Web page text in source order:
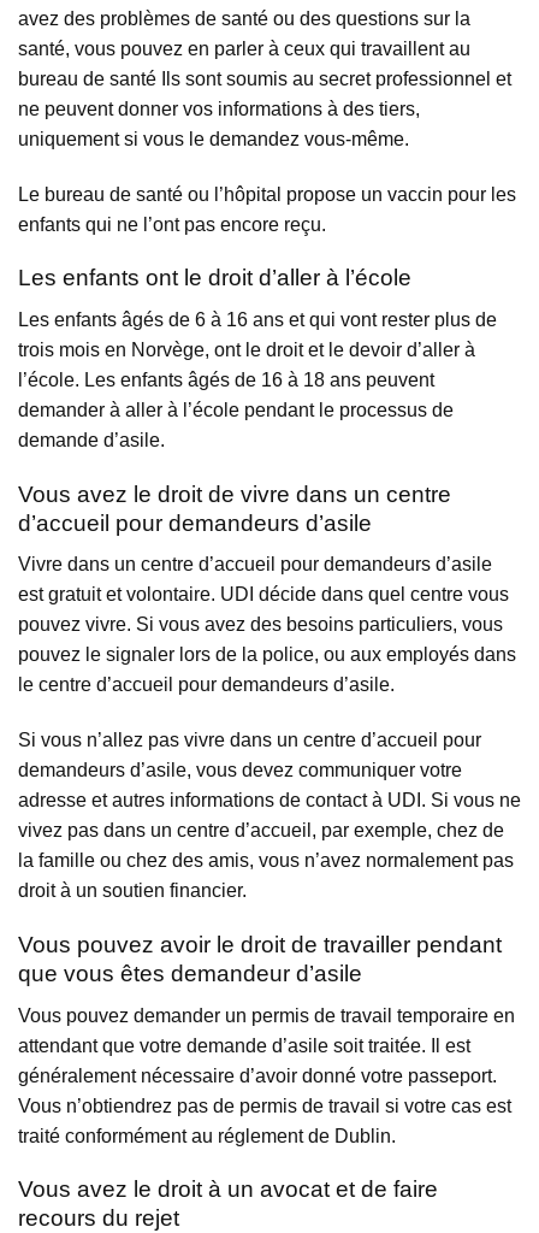
avez des problèmes de santé ou des questions sur la
santé, vous pouvez en parler à ceux qui travaillent au
bureau de santé Ils sont soumis au secret professionnel et
ne peuvent donner vos informations à des tiers,
uniquement si vous le demandez vous-même.
Le bureau de santé ou l’hôpital propose un vaccin pour les
enfants qui ne l’ont pas encore reçu.
Les enfants ont le droit d’aller à l’école
Les enfants âgés de 6 à 16 ans et qui vont rester plus de
trois mois en Norvège, ont le droit et le devoir d’aller à
l’école. Les enfants âgés de 16 à 18 ans peuvent
demander à aller à l’école pendant le processus de
demande d’asile.
Vous avez le droit de vivre dans un centre
d’accueil pour demandeurs d’asile
Vivre dans un centre d’accueil pour demandeurs d’asile
est gratuit et volontaire. UDI décide dans quel centre vous
pouvez vivre. Si vous avez des besoins particuliers, vous
pouvez le signaler lors de la police, ou aux employés dans
le centre d’accueil pour demandeurs d’asile.
Si vous n’allez pas vivre dans un centre d’accueil pour
demandeurs d’asile, vous devez communiquer votre
adresse et autres informations de contact à UDI. Si vous ne
vivez pas dans un centre d’accueil, par exemple, chez de
la famille ou chez des amis, vous n’avez normalement pas
droit à un soutien financier.
Vous pouvez avoir le droit de travailler pendant
que vous êtes demandeur d’asile
Vous pouvez demander un permis de travail temporaire en
attendant que votre demande d’asile soit traitée. Il est
généralement nécessaire d’avoir donné votre passeport.
Vous n’obtiendrez pas de permis de travail si votre cas est
traité conformément au réglement de Dublin.
Vous avez le droit à un avocat et de faire
recours du rejet